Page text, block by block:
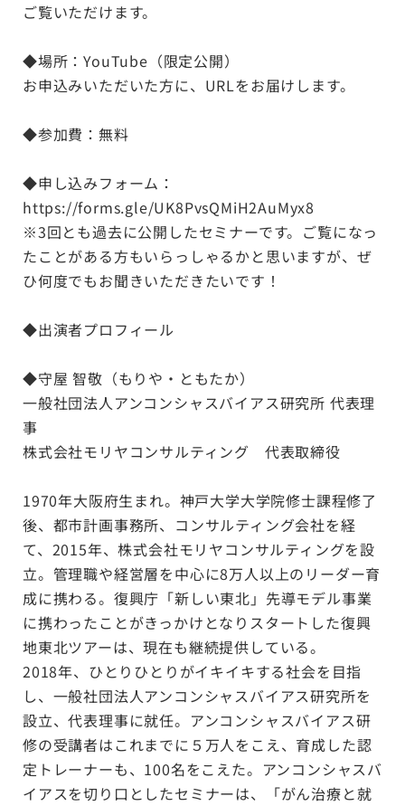
ご覧いただけます。
◆場所：YouTube（限定公開）
お申込みいただいた方に、URLをお届けします。
◆参加費：無料
◆申し込みフォーム：
https://forms.gle/UK8PvsQMiH2AuMyx8
※3回とも過去に公開したセミナーです。ご覧になっ
たことがある方もいらっしゃるかと思いますが、ぜ
ひ何度でもお聞きいただきたいです！
◆出演者プロフィール
◆守屋 智敬（もりや・ともたか）
一般社団法人アンコンシャスバイアス研究所 代表理
事
株式会社モリヤコンサルティング 代表取締役
1970年大阪府生まれ。神戸大学大学院修士課程修了
後、都市計画事務所、コンサルティング会社を経
て、2015年、株式会社モリヤコンサルティングを設
立。管理職や経営層を中心に8万人以上のリーダー育
成に携わる。復興庁「新しい東北」先導モデル事業
に携わったことがきっかけとなりスタートした復興
地東北ツアーは、現在も継続提供している。
2018年、ひとりひとりがイキイキする社会を目指
し、一般社団法人アンコンシャスバイアス研究所を
設立、代表理事に就任。アンコンシャスバイアス研
修の受講者はこれまでに５万人をこえ、育成した認
定トレーナーも、100名をこえた。アンコンシャスバ
イアスを切り口としたセミナーは、「がん治療と就